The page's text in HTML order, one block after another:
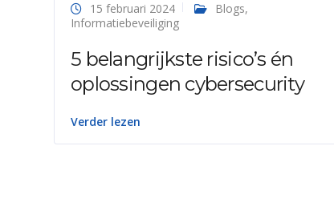
15 februari 2024 Blogs,
Informatiebeveiliging
5 belangrijkste risico’s én
oplossingen cybersecurity
Verder lezen